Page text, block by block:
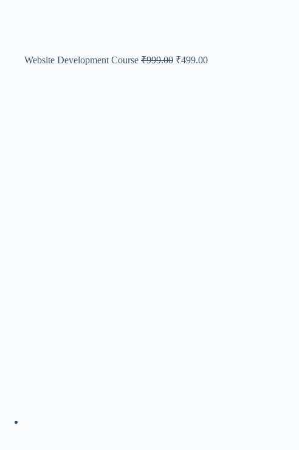
Website Development Course ₹999.00 ₹499.00